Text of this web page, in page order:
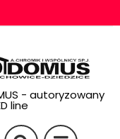
- autoryzowany
line